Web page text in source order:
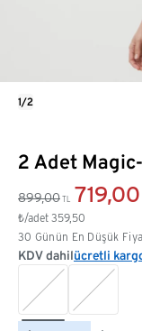
2 Adet
899,00 TL 719,00
₺/adet 359,50
30 Günün En Düşük
KDV dahilücretli
1/2